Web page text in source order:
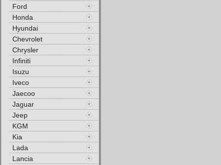
Ford
Honda
Hyundai
Chevrolet
Chrysler
Infiniti
Isuzu
Iveco
Jaecoo
Jaguar
Jeep
KGM
Kia
Lada
Lancia